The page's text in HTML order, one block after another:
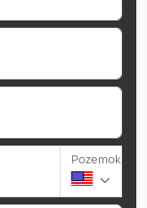
Pozemok